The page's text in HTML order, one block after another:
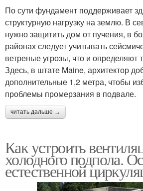
По сути фундамент поддерживает
структурную нагрузку на землю. В
нужно защитить дом от пучения, в
районах следует учитывать
ветреные угрозы, что и определяют
Здесь, в штате Maine, архитектор
дополнительные 1,2 метра, чтобы
проблемы промерзания в подвале.
читать дальше →
Как устроить
холодного подпола.
естественной